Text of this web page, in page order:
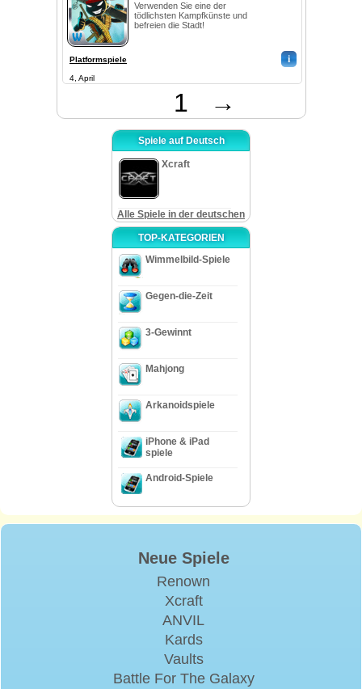
Verwenden Sie eine der
tödlichsten Kampfkünste und
befreien die Stadt!
Platformspiele i
4, April
1 →
Spiele auf Deutsch
Xcraft
Alle Spiele in der deutschen
TOP-KATEGORIEN
Wimmelbild-Spiele
Gegen-die-Zeit
3-Gewinnt
Mahjong
Arkanoidspiele
iPhone & iPad
spiele
Android-Spiele
Neue Spiele
Renown
Xcraft
ANVIL
Kards
Vaults
Battle For The Galaxy